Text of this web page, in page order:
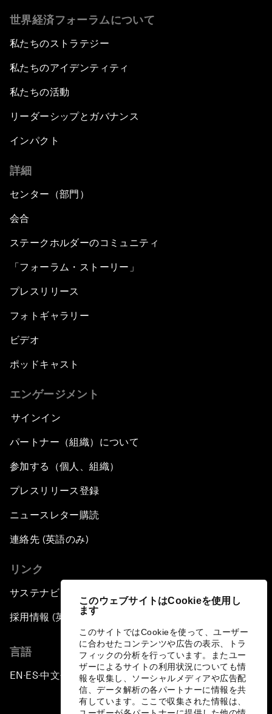
このウェブサイトはCookieを使用し
ます
このサイトではCookieを使って、ユーザー
に合わせたコンテンツや広告の表示、トラ
フィックの分析を行っています。またユー
ザーによるサイトの利用状況についても情
報を収集し、ソーシャルメディアや広告配
信、データ解析の各パートナーに情報を共
有しています。ここで収集された情報は、
世界経済フォーラムについて
私たちのストラテジー
私たちのアイデンティティ
私たちの活動
リーダーシップとガバナンス
インパクト
詳細
センター（部門）
会合
ステークホルダーのコミュニティ
「フォーラム・ストーリー」
プレスリリース
フォトギャラリー
ビデオ
ポッドキャスト
エンゲージメント
サインイン
パートナー（組織）について
参加する（個人、組織）
プレスリリース登録
ニュースレター購読
連絡先 (英語のみ)
リンク
サステナビリティへの取り組み
採用情報 (英語のみ)
言語
EN ▪ES▪中文▪ 日本語